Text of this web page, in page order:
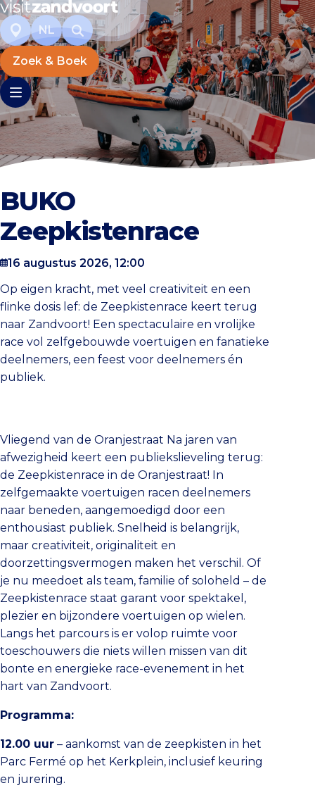
NL
Zoek & Boek
BUKO
Zeepkistenrace
16 augustus 2026, 12:00
Op eigen kracht, met veel creativiteit en een
flinke dosis lef: de Zeepkistenrace keert terug
naar Zandvoort! Een spectaculaire en vrolijke
race vol zelfgebouwde voertuigen en fanatieke
deelnemers, een feest voor deelnemers én
publiek.
Vliegend van de Oranjestraat Na jaren van
afwezigheid keert een publiekslieveling terug:
de Zeepkistenrace in de Oranjestraat! In
zelfgemaakte voertuigen racen deelnemers
naar beneden, aangemoedigd door een
enthousiast publiek. Snelheid is belangrijk,
maar creativiteit, originaliteit en
doorzettingsvermogen maken het verschil. Of
je nu meedoet als team, familie of soloheld – de
Zeepkistenrace staat garant voor spektakel,
plezier en bijzondere voertuigen op wielen.
Langs het parcours is er volop ruimte voor
toeschouwers die niets willen missen van dit
bonte en energieke race-evenement in het
hart van Zandvoort.
Programma:
12.00 uur – aankomst van de zeepkisten in het
Parc Fermé op het Kerkplein, inclusief keuring
en jurering.